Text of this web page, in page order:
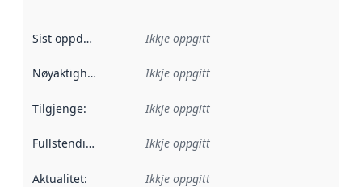
Sist oppdatert Ikkje oppgitt
Nøyaktigheit Ikkje oppgitt
Tilgjenge: Ikkje oppgitt
Fullstendigheit Ikkje oppgitt
Aktualitet: Ikkje oppgitt